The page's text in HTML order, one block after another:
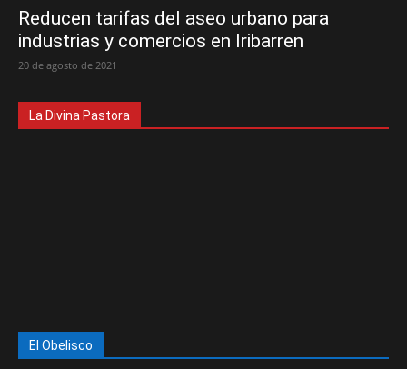
Reducen tarifas del aseo urbano para
industrias y comercios en Iribarren
20 de agosto de 2021
La Divina Pastora
El Obelisco